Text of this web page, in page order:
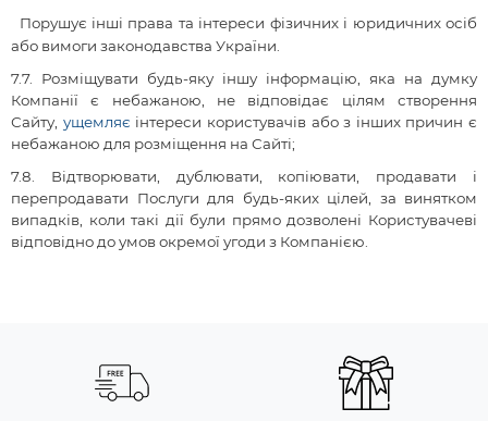
Порушує інші права та інтереси фізичних і юридичних осіб
або вимоги законодавства України.
7.7. Розміщувати будь-яку іншу інформацію, яка на думку
Компанії є небажаною, не відповідає цілям створення
Сайту, ущемляє інтереси користувачів або з інших причин є
небажаною для розміщення на Сайті;
7.8 . Відтворювати, дублювати, копіювати, продавати і
перепродавати Послуги для будь-яких цілей, за винятком
випадків, коли такі дії були прямо дозволені Користувачеві
відповідно до умов окремої угоди з Компанією.